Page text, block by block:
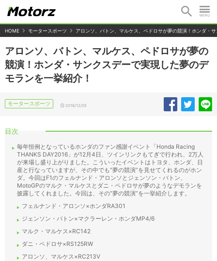
HOME モータースポーツ アロンソ、バトン、マルケス、ペドロサが夢の競演！ホンダ・
アロンソ、バトン、マルケス、ペドロサが夢の
競演！ホンダ・サンクスデーで実現した夢のデ
モランを一挙紹介！
モータースポーツ 2016/12/05
目次
毎年恒例となっているホンダのファン感謝イベント「Honda Racing
THANKS DAY2016」が12月4日、ツインリンクもてぎで行われ、2万人
が来場し盛り上がりました。こういったイベントはトヨタ、ホンダ、日
産と行なっていますが、その中でも“夢の競演”を見せてくれるのがホン
ダ。今回はF1のフェルナンド・アロンソとジェンソン・バトン、
MotoGPのマルク・マルケスとダニ・ペドロサが夢のようなデモランを
披露してくれました。今回は、その“夢の競演”を一挙紹介します。
フェルナンド・アロンソ×ホンダRA301
ジェンソン・バトン×マクラーレン・ホンダMP4/6
マルク・マルケス×RC142
ダニ・ペドロサ×RS125RW
アロンソ、マルケス×RC213V